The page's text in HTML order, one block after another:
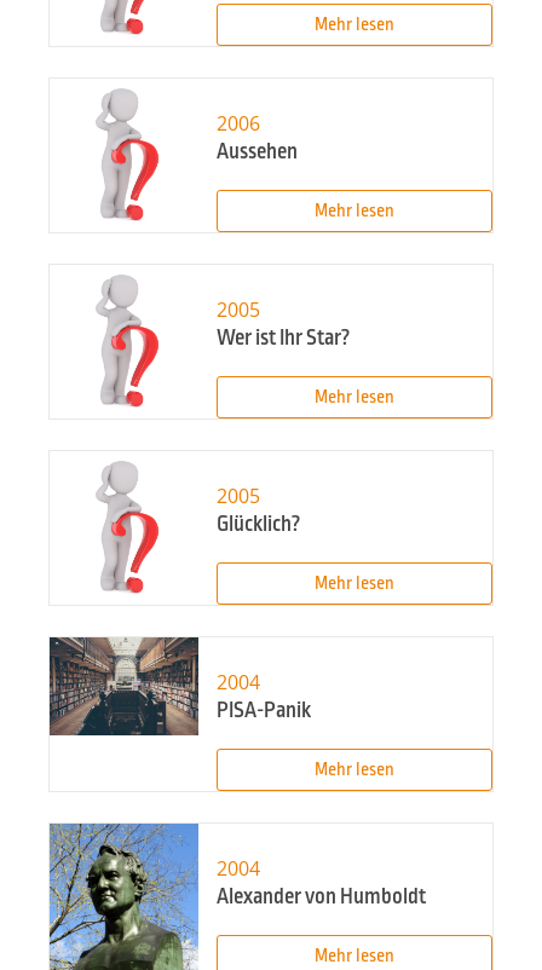
Mehr lesen
2006
Aussehen
Mehr lesen
2005
Wer ist Ihr Star?
Mehr lesen
2005
Glücklich?
Mehr lesen
2004
PISA-Panik
Mehr lesen
2004
Alexander von Humboldt
Mehr lesen